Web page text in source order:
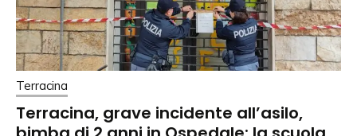
Terracina
Terracina, grave incidente all’asilo,